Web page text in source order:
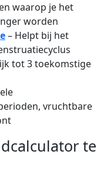
waarop je het
worden
– Helpt bij het
tot 3 toekomstige
vruchtbare
te